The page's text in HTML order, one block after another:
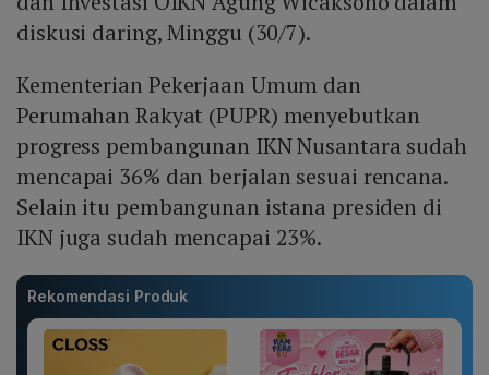
diskusi daring, Minggu (30/7).
Kementerian Pekerjaan Umum dan
Perumahan Rakyat (PUPR) menyebutkan
progress pembangunan IKN Nusantara sudah
mencapai 36% dan berjalan sesuai rencana.
Selain itu pembangunan istana presiden di
IKN juga sudah mencapai 23%.
Rekomendasi Produk